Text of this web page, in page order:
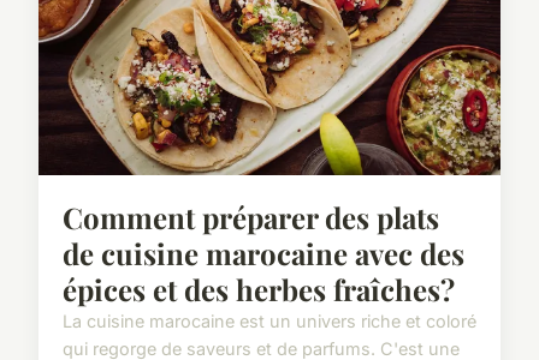
Comment préparer des plats
de cuisine marocaine avec des
épices et des herbes fraîches?
La cuisine marocaine est un univers riche et coloré
qui regorge de saveurs et de parfums. C'est une